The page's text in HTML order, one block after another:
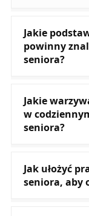
Jakie
powinny
seniora?
Jakie
w
seniora?
Jak ułożyć
seniora, aby